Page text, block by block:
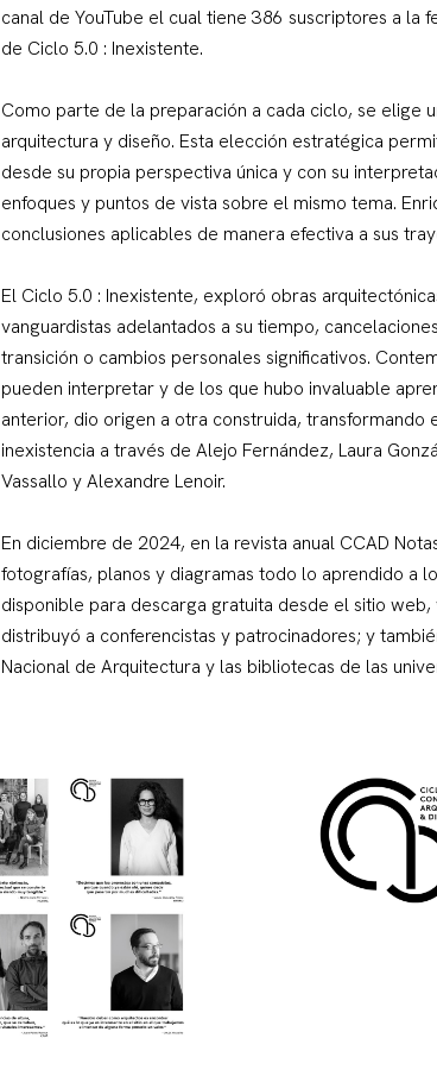
canal de YouTube el cual tiene 386 suscriptores a la
de Ciclo 5.0 : Inexistente.
Como parte de la preparación a cada ciclo, se elige
arquitectura y diseño. Esta elección estratégica
desde su propia perspectiva única y con su
enfoques y puntos de vista sobre el mismo tema.
conclusiones aplicables de manera efectiva a sus
El Ciclo 5.0 : Inexistente, exploró obras
vanguardistas adelantados a su tiempo,
transición o cambios personales significativos.
pueden interpretar y de los que hubo invaluable
anterior, dio origen a otra construida,
inexistencia a través de Alejo Fernández, Laura
Vassallo y Alexandre Lenoir.
En diciembre de 2024, en la revista anual CCAD
fotografías, planos y diagramas todo lo aprendido a
disponible para descarga gratuita desde el sitio
distribuyó a conferencistas y patrocinadores; y
Nacional de Arquitectura y las bibliotecas de las